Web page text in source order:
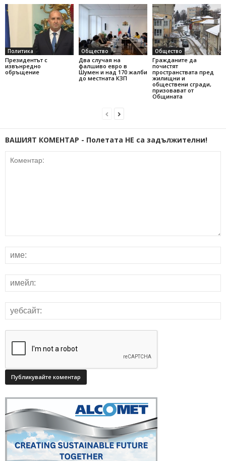
Политика
Президентът с
извънредно
обръщение
Общество
Два случая на
фалшиво евро в
Шумен и над 170 жалби
до местната КЗП
Общество
Гражданите да
почистят
пространствата пред
жилищни и
обществени сгради,
призовават от
Общината
ВАШИЯТ КОМЕНТАР - Полетата НЕ са задължителни!